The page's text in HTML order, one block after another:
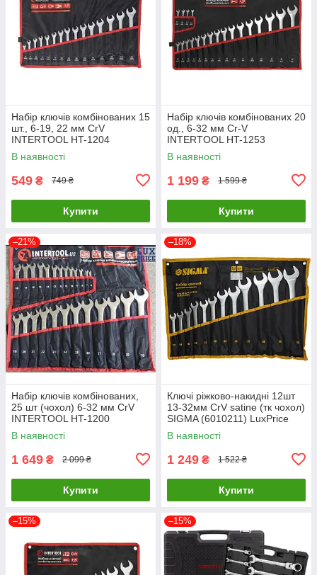
Набір ключів комбінованих 15
шт., 6-19, 22 мм CrV
INTERTOOL HT-1204
LuxPrice
В наявності
549 ₴ 749 ₴
Купити
Набір ключів комбінованих 20
од., 6-32 мм Cr-V
INTERTOOL HT-1253
LuxPrice
В наявності
1 199 ₴ 1 599 ₴
Купити
–21%
Набір ключів комбінованих,
25 шт (чохол) 6-32 мм CrV
INTERTOOL HT-1200
LuxPrice
В наявності
1 649 ₴ 2 099 ₴
Купити
–18%
Ключі ріжково-накидні 12шт
13-32мм CrV satine (тк чохол)
SIGMA (6010211) LuxPrice
В наявності
1 249 ₴ 1 522 ₴
Купити
–15% –15%